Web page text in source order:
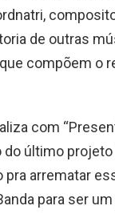
de outras
que compõem o
com
último projeto
arrematar
para ser